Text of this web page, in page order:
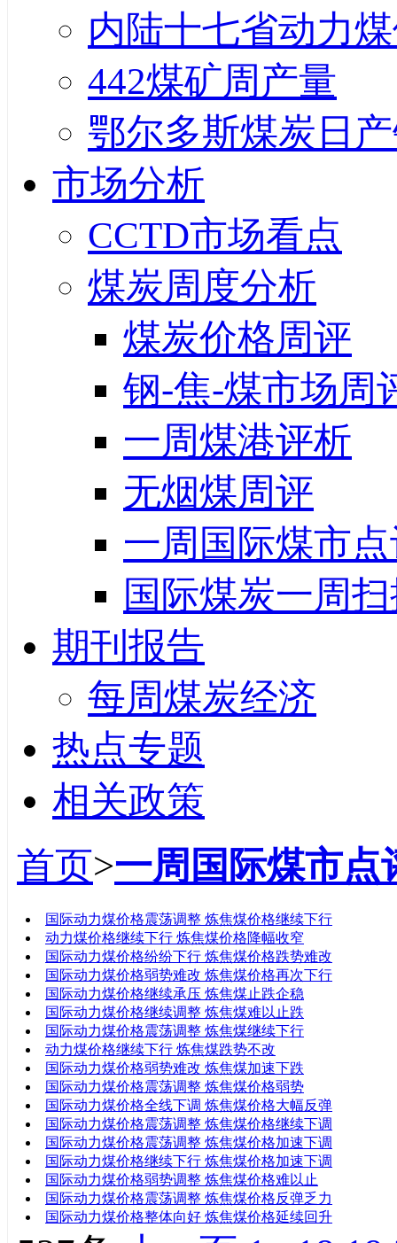
内陆十七省动力
442煤矿周产量
鄂尔多斯煤炭日
市场分析
CCTD市场看点
煤炭周度分析
煤炭价格周评
钢-焦-煤市场周
一周煤港评析
无烟煤周评
一周国际煤市
国际煤炭一周
期刊报告
每周煤炭经济
热点专题
相关政策
首页>一周国际煤市点
国际动力煤价格震荡调整 炼焦煤价格继续下行
动力煤价格继续下行 炼焦煤价格降幅收窄
国际动力煤价格纷纷下行 炼焦煤价格跌势难改
国际动力煤价格弱势难改 炼焦煤价格再次下行
国际动力煤价格继续承压 炼焦煤止跌企稳
国际动力煤价格继续调整 炼焦煤难以止跌
国际动力煤价格震荡调整 炼焦煤继续下行
动力煤价格继续下行 炼焦煤跌势不改
国际动力煤价格弱势难改 炼焦煤加速下跌
国际动力煤价格震荡调整 炼焦煤价格弱势
国际动力煤价格全线下调 炼焦煤价格大幅反弹
国际动力煤价格震荡调整 炼焦煤价格继续下调
国际动力煤价格震荡调整 炼焦煤价格加速下调
国际动力煤价格继续下行 炼焦煤价格加速下调
国际动力煤价格弱势调整 炼焦煤价格难以止
国际动力煤价格震荡调整 炼焦煤价格反弹乏力
国际动力煤价格整体向好 炼焦煤价格延续回升